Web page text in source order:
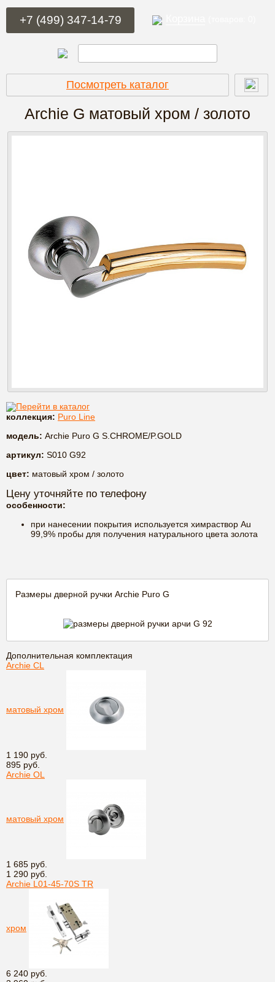
+7 (499) 347-14-79
Посмотреть каталог
Archie G матовый хром / золото
Перейти в каталог
коллекция: Puro Line
модель: Archie Puro G S.CHROME/P.GOLD
артикул: S010 G92
цвет: матовый хром / золото
Цену уточняйте по телефону
особенности:
при нанесении покрытия используется химраствор Au
99,9% пробы для получения натурального цвета золота
Размеры дверной ручки Archie Puro G
Дополнительная комплектация
Archie CL
матовый хром
1 190 руб.
895 руб.
Archie OL
матовый хром
1 685 руб.
1 290 руб.
Archie L01-45-70S TR
хром
6 240 руб.